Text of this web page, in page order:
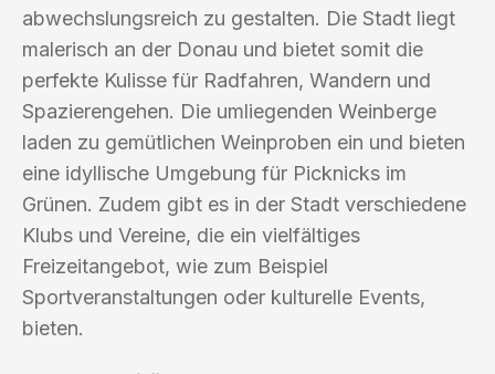
abwechslungsreich zu gestalten. Die Stadt liegt
malerisch an der Donau und bietet somit die
perfekte Kulisse für Radfahren, Wandern und
Spazierengehen. Die umliegenden Weinberge
laden zu gemütlichen Weinproben ein und bieten
eine idyllische Umgebung für Picknicks im
Grünen. Zudem gibt es in der Stadt verschiedene
Klubs und Vereine, die ein vielfältiges
Freizeitangebot, wie zum Beispiel
Sportveranstaltungen oder kulturelle Events,
bieten.